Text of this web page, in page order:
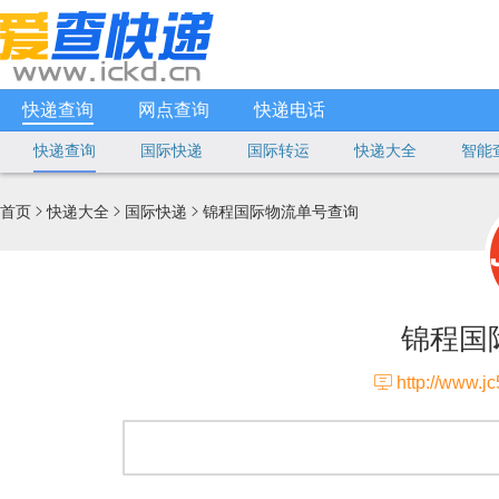
快递查询 网点查询 快递电话
快递查询 国际快递 国际转运 快递大全 智能
首页 快递大全  国际快递  锦程国际物流单号查询
锦程国
 http://